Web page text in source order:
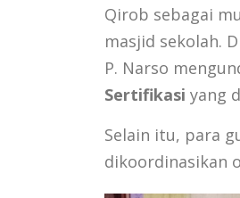
Qirob sebagai
masjid sekolah.
P. Narso
Sertifikasi yang
Selain itu, para
dikoordinasikan